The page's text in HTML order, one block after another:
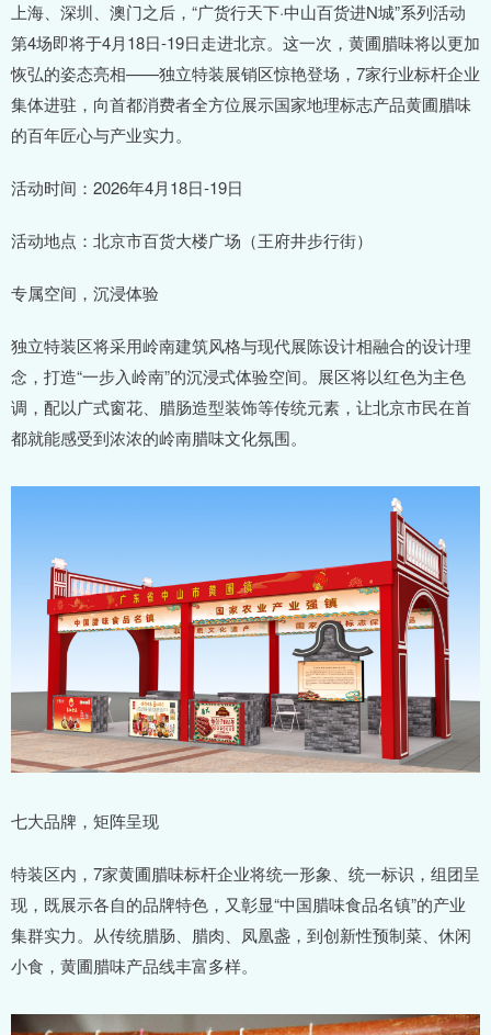
上海、深圳、澳门之后，“广货行天下·中山百货进N城”系列活动
第4场即将于4月18日-19日走进北京。这一次，黄圃腊味将以更加
恢弘的姿态亮相——独立特装展销区惊艳登场，7家行业标杆企业
集体进驻，向首都消费者全方位展示国家地理标志产品黄圃腊味
的百年匠心与产业实力。
活动时间：2026年4月18日-19日
活动地点：北京市百货大楼广场（王府井步行街）
专属空间，沉浸体验
独立特装区将采用岭南建筑风格与现代展陈设计相融合的设计理
念，打造“一步入岭南”的沉浸式体验空间。展区将以红色为主色
调，配以广式窗花、腊肠造型装饰等传统元素，让北京市民在首
都就能感受到浓浓的岭南腊味文化氛围。
七大品牌，矩阵呈现
特装区内，7家黄圃腊味标杆企业将统一形象、统一标识，组团呈
现，既展示各自的品牌特色，又彰显“中国腊味食品名镇”的产业
集群实力。从传统腊肠、腊肉、凤凰盏，到创新性预制菜、休闲
小食，黄圃腊味产品线丰富多样。